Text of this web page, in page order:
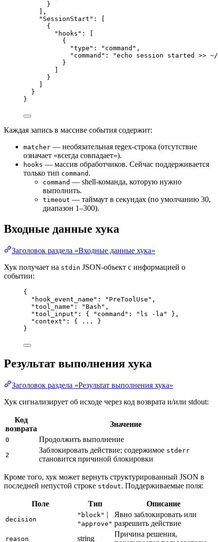
}
],
"SessionStart" : [
{
"hooks" : [
{
"type" : " command " ,
"command" : "echo session started >>
}
}
}
}
Каждая запись в массиве события содержит:
matcher — необязательная regex-строка (отсутствие
означает «всегда совпадает»).
hooks — массив обработчиков. Сейчас поддерживается
только тип command .
command — shell-команда, которую нужно
выполнить.
timeout — таймаут в секундах (по умолчанию 30,
диапазон 1–300).
Входные данные хука
Заголовок раздела «Входные данные хука»
Хук получает на stdin JSON-объект с информацией о
событии:
{
"hook_event_name" : " PreToolUse " ,
"tool_name" : " Bash " ,
"tool_input" : { "command" : " ls -la "
},
"context" : { ...
}
}
Результат выполнения хука
Заголовок раздела «Результат выполнения хука»
Хук сигнализирует об исходе через код возврата и/или stdout:
Код
возврата
Значение
0 Продолжить выполнение
2
Заблокировать действие; содержимое stderr
становится причиной блокировки
Кроме того, хук может вернуть структурированный JSON в
последней непустой строке stdout. Поддерживаемые поля:
Поле Тип Описание
decision
"block" |
"approve"
Явно заблокировать или
разрешить действие
reason string
Причина решения,